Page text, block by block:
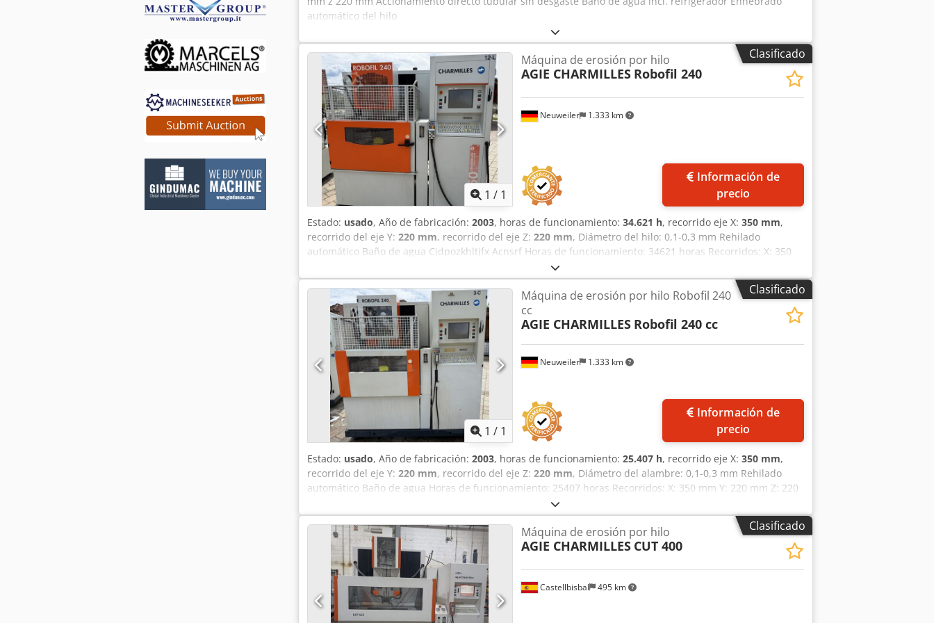
automático del hilo
Clasificado
1 / 1
Neuweiler 1.333 km
Máquina de erosión por hilo
AGIE CHARMILLES Robofil 240
precio
Estado: usado, Año de fabricación: 2003, horas de funcionamiento: 34.621 h, recorrido eje X: 350 mm,
recorrido del eje Y: 220 mm, recorrido del eje Z: 220 mm, Diámetro del hilo: 0,1-0,3 mm Rehilado
automático Baño de agua Cjdpozkhltjfx Acnsrf Horas de funcionamiento: 34621 horas Recorridos: X: 350
mm Y: 220 mm Z: 220 mm U: 350 mm V: 220 mm Control Millenium Año de fabricación: 2003
Clasificado
1 / 1
Neuweiler 1.333 km
Máquina de erosión por hilo Robofil 240
cc
AGIE CHARMILLES Robofil 240 cc
precio
Estado: usado, Año de fabricación: 2003, horas de funcionamiento: 25.407 h, recorrido eje X: 350 mm,
recorrido del eje Y: 220 mm, recorrido del eje Z: 220 mm, Diámetro del alambre: 0,1-0,3 mm Rehilado
automático Baño de agua Horas de funcionamiento: 25407 horas Recorridos: X: 350 mm Y: 220 mm Z: 220
mm U: 350 mm V: 220 mm Crsdpfxjzkhgde Acnef Control Millenium Año de fabricación: 2003
Clasificado
Castellbisbal 495 km
Máquina de erosión por hilo
AGIE CHARMILLES CUT 400